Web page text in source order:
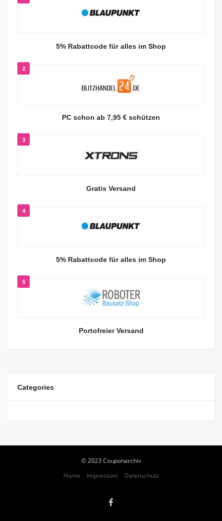
5% Rabattcode für alles im Shop
2
PC schon ab 7,95 € schützen
3
Gratis Versand
4
5% Rabattcode für alles im Shop
5
Portofreier Versand
Categories
© 2023 Couponarchiv
Home
Impressum Datenschutz